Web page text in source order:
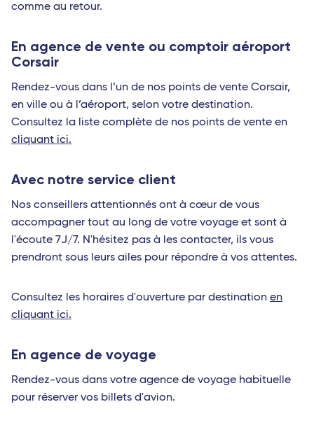
comme au retour.
En agence de vente ou comptoir aéroport
Corsair
Rendez-vous dans l’un de nos points de vente Corsair,
en ville ou à l’aéroport, selon votre destination.
Consultez la liste complète de nos points de vente en
cliquant ici.
Avec notre service client
Nos conseillers attentionnés ont à cœur de vous
accompagner tout au long de votre voyage et sont à
l'écoute 7J/7. N'hésitez pas à les contacter, ils vous
prendront sous leurs ailes pour répondre à vos attentes.
Consultez les horaires d'ouverture par destination en
cliquant ici.
En agence de voyage
Rendez-vous dans votre agence de voyage habituelle
pour réserver vos billets d'avion.